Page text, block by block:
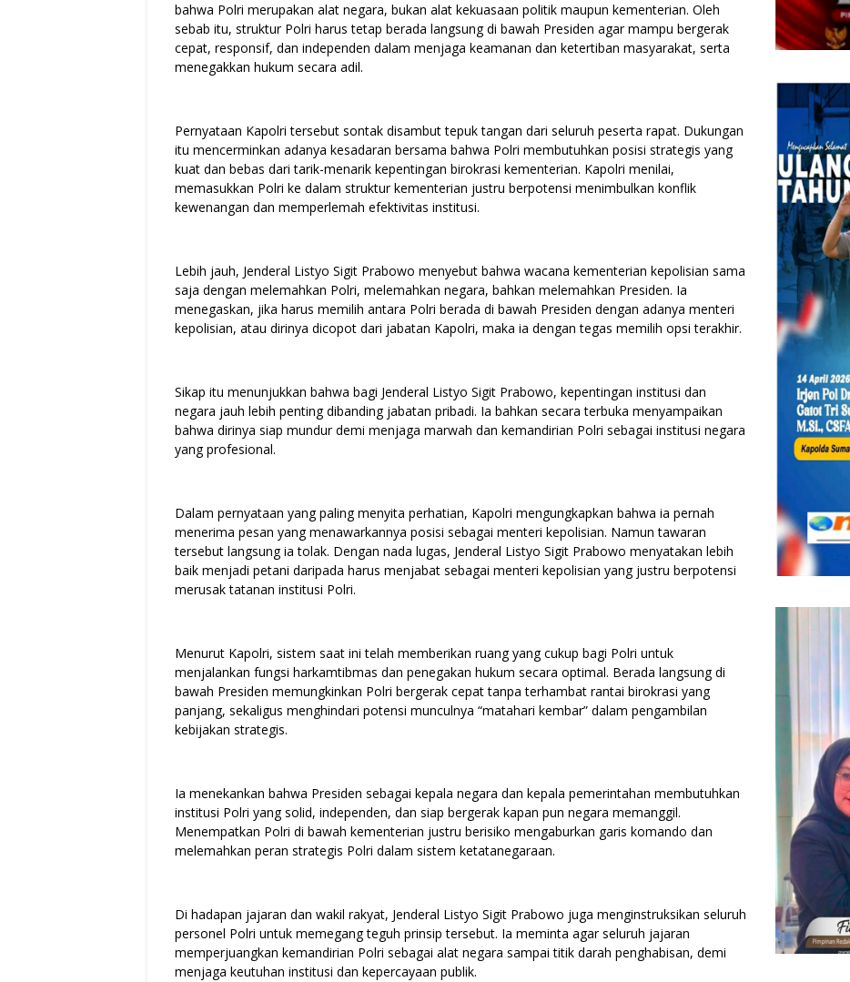
bahwa Polri merupakan alat negara, bukan alat kekuasaan politik maupun kementerian. Oleh
sebab itu, struktur Polri harus tetap berada langsung di bawah Presiden agar mampu bergerak
cepat, responsif, dan independen dalam menjaga keamanan dan ketertiban masyarakat, serta
menegakkan hukum secara adil.
Pernyataan Kapolri tersebut sontak disambut tepuk tangan dari seluruh peserta rapat. Dukungan
itu mencerminkan adanya kesadaran bersama bahwa Polri membutuhkan posisi strategis yang
kuat dan bebas dari tarik-menarik kepentingan birokrasi kementerian. Kapolri menilai,
memasukkan Polri ke dalam struktur kementerian justru berpotensi menimbulkan konflik
kewenangan dan memperlemah efektivitas institusi.
Lebih jauh, Jenderal Listyo Sigit Prabowo menyebut bahwa wacana kementerian kepolisian sama
saja dengan melemahkan Polri, melemahkan negara, bahkan melemahkan Presiden. Ia
menegaskan, jika harus memilih antara Polri berada di bawah Presiden dengan adanya menteri
kepolisian, atau dirinya dicopot dari jabatan Kapolri, maka ia dengan tegas memilih opsi terakhir.
Sikap itu menunjukkan bahwa bagi Jenderal Listyo Sigit Prabowo, kepentingan institusi dan
negara jauh lebih penting dibanding jabatan pribadi. Ia bahkan secara terbuka menyampaikan
bahwa dirinya siap mundur demi menjaga marwah dan kemandirian Polri sebagai institusi negara
yang profesional.
Dalam pernyataan yang paling menyita perhatian, Kapolri mengungkapkan bahwa ia pernah
menerima pesan yang menawarkannya posisi sebagai menteri kepolisian. Namun tawaran
tersebut langsung ia tolak. Dengan nada lugas, Jenderal Listyo Sigit Prabowo menyatakan lebih
baik menjadi petani daripada harus menjabat sebagai menteri kepolisian yang justru berpotensi
merusak tatanan institusi Polri.
Menurut Kapolri, sistem saat ini telah memberikan ruang yang cukup bagi Polri untuk
menjalankan fungsi harkamtibmas dan penegakan hukum secara optimal. Berada langsung di
bawah Presiden memungkinkan Polri bergerak cepat tanpa terhambat rantai birokrasi yang
panjang, sekaligus menghindari potensi munculnya “matahari kembar” dalam pengambilan
kebijakan strategis.
Ia menekankan bahwa Presiden sebagai kepala negara dan kepala pemerintahan membutuhkan
institusi Polri yang solid, independen, dan siap bergerak kapan pun negara memanggil.
Menempatkan Polri di bawah kementerian justru berisiko mengaburkan garis komando dan
melemahkan peran strategis Polri dalam sistem ketatanegaraan.
Di hadapan jajaran dan wakil rakyat, Jenderal Listyo Sigit Prabowo juga menginstruksikan seluruh
personel Polri untuk memegang teguh prinsip tersebut. Ia meminta agar seluruh jajaran
memperjuangkan kemandirian Polri sebagai alat negara sampai titik darah penghabisan, demi
menjaga keutuhan institusi dan kepercayaan publik.